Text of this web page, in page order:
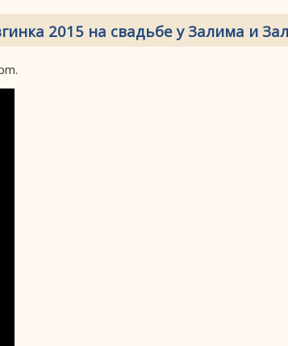
2015 на свадьбе у Залима и
.